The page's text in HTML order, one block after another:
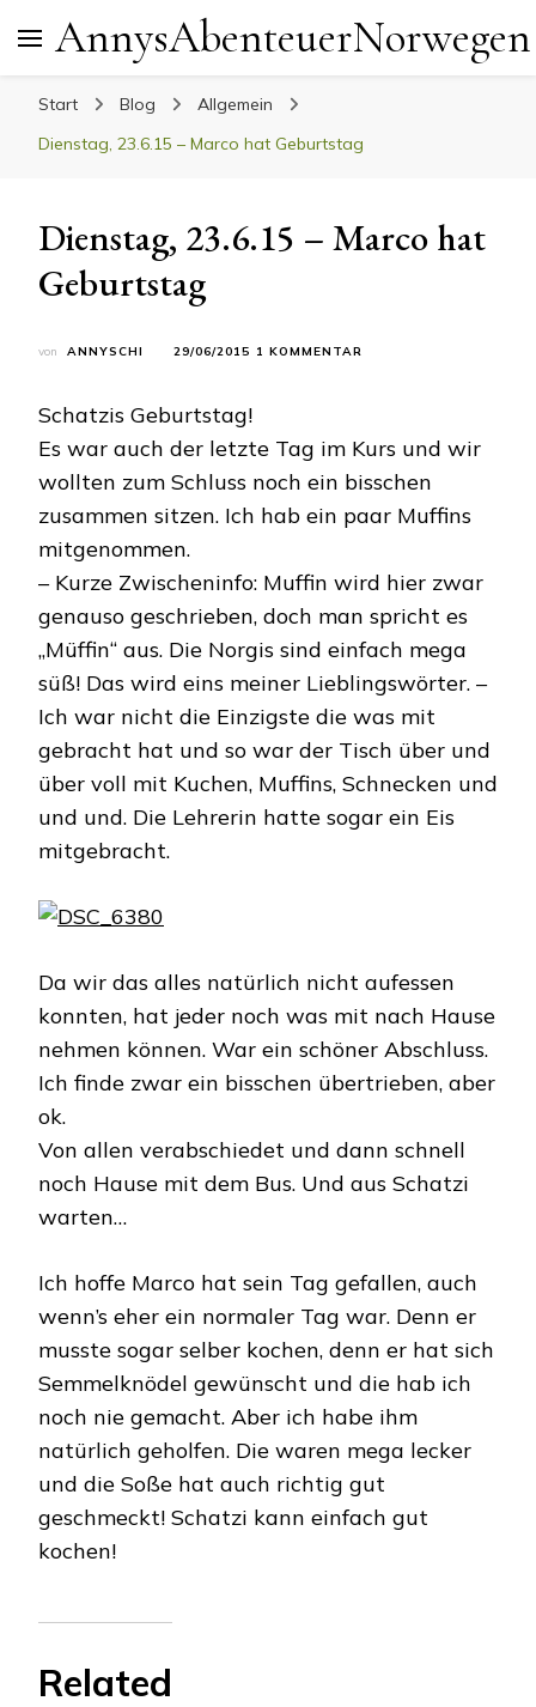
AnnysAbenteuerNorwegen
Start Blog
Allgemein
Dienstag, 23.6.15 – Marco hat Geburtstag
Dienstag, 23.6.15 – Marco hat
Geburtstag
von ANNYSCHI 29/06/2015 1 KOMMENTAR
HAT
GEBURTSTAG
Schatzis Geburtstag!
Es war auch der letzte Tag im Kurs und wir
wollten zum Schluss noch ein bisschen
zusammen sitzen. Ich hab ein paar Muffins
mitgenommen.
– Kurze Zwischeninfo: Muffin wird hier zwar
genauso geschrieben, doch man spricht es
„Müffin“ aus. Die Norgis sind einfach mega
süß! Das wird eins meiner Lieblingswörter. –
Ich war nicht die Einzigste die was mit
gebracht hat und so war der Tisch über und
über voll mit Kuchen, Muffins, Schnecken und
und und. Die Lehrerin hatte sogar ein Eis
mitgebracht.
Da wir das alles natürlich nicht aufessen
konnten, hat jeder noch was mit nach Hause
nehmen können. War ein schöner Abschluss.
Ich finde zwar ein bisschen übertrieben, aber
ok.
Von allen verabschiedet und dann schnell
noch Hause mit dem Bus. Und aus Schatzi
warten…
Ich hoffe Marco hat sein Tag gefallen, auch
wenn’s eher ein normaler Tag war. Denn er
musste sogar selber kochen, denn er hat sich
Semmelknödel gewünscht und die hab ich
noch nie gemacht. Aber ich habe ihm
natürlich geholfen. Die waren mega lecker
und die Soße hat auch richtig gut
geschmeckt! Schatzi kann einfach gut
kochen!
Related